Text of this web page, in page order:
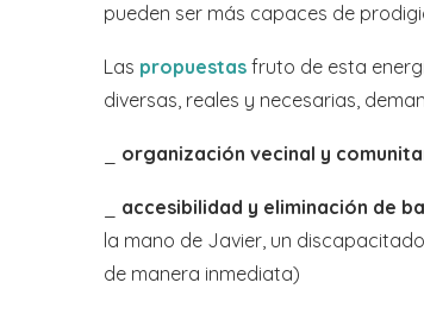
pueden ser más capaces de
Las propuestas fruto de esta
diversas, reales y necesarias,
organización vecinal y
accesibilidad y eliminación de
la mano de Javier, un
de manera inmediata)